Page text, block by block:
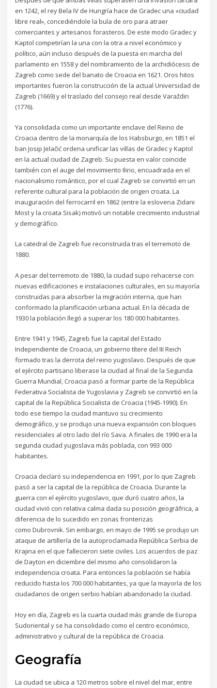
en 1242, el rey Bela IV de Hungría hace de Gradec una «ciudad
libre real», concediéndole la bula de oro para atraer
comerciantes y artesanos forasteros. De este modo Gradec y
Kaptol competirían la una con la otra a nivel económico y
político, aún incluso después de la puesta en marcha del
parlamento en 1558 y del nombramiento de la archidiócesis de
Zagreb como sede del banato de Croacia en 1621. Oros hitos
importantes fueron la construcción de la actual Universidad de
Zagreb (1669) y el traslado del consejo real desde Varaždin
(1776).
Ya consolidada como un importante enclave del Reino de
Croacia dentro de la monarquía de los Habsburgo, en 1851 el
ban Josip Jelačić ordena unificar las villas de Gradec y Kaptol
en la actual ciudad de Zagreb.​ Su puesta en valor coincide
también con el auge del movimiento Ilirio, encuadrada en el
nacionalismo romántico, por el cual Zagreb se convirtió en un
referente cultural para la población de origen croata. La
inauguración del ferrocarril en 1862 (entre la eslovena Zidani
Most y la croata Sisak) motivó un notable crecimiento industrial
y demográfico.
La catedral de Zagreb fue reconstruida tras el terremoto de
1880.
A pesar del terremoto de 1880, la ciudad supo rehacerse con
nuevas edificaciones e instalaciones culturales, en su mayoría
construidas para absorber la migración interna, que han
conformado la planificación urbana actual. En la década de
1930 la población llegó a superar los 180 000 habitantes.
Entre 1941 y 1945, Zagreb fue la capital del Estado
Independiente de Croacia, un gobierno títere del III Reich
formado tras la derrota del reino yugoslavo. Después de que
el ejército partisano liberase la ciudad al final de la Segunda
Guerra Mundial, Croacia pasó a formar parte de la República
Federativa Socialista de Yugoslavia y Zagreb se convirtió en la
capital de la República Socialista de Croacia (1945-1990). En
todo ese tiempo la ciudad mantuvo su crecimiento
demográfico, y se produjo una nueva expansión con bloques
residenciales al otro lado del río Sava. A finales de 1990 era la
segunda ciudad yugoslava más poblada, con 993 000
habitantes.
Croacia declaró su independencia en 1991, por lo que Zagreb
pasó a ser la capital de la república de Croacia. Durante la
guerra con el ejército yugoslavo, que duró cuatro años, la
ciudad vivió con relativa calma dada su posición geográfrica, a
diferencia de lo sucedido en zonas fronterizas
como Dubrovnik. Sin embargo, en mayo de 1995 se produjo un
ataque de artillería de la autoproclamada República Serbia de
Krajina en el que fallecieron siete civiles. Los acuerdos de paz
de Dayton en diciembre del mismo año consolidaron la
independencia croata. Para entonces la población se había
reducido hasta los 700 000 habitantes, ya que la mayoría de los
ciudadanos de origen serbio habían abandonado la ciudad.
Hoy en día, Zagreb es la cuarta ciudad más grande de Europa
Sudoriental y se ha consolidado como el centro económico,
administrativo y cultural de la república de Croacia.
Geografía
La ciudad se ubica a 120 metros sobre el nivel del mar, entre